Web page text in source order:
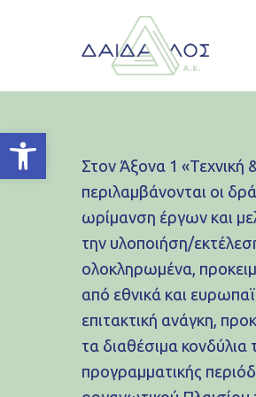
Ανοίξτε τη γραμμή εργαλείων
Στον Άξονα 1 «Τεχνική
περιλαμβάνονται οι
ωρίμανση έργων και
την υλοποιήση/
ολοκληρωμένα,
από εθνικά και
επιτακτική ανάγκη,
τα διαθέσιμα κονδύλια
προγραμματικής